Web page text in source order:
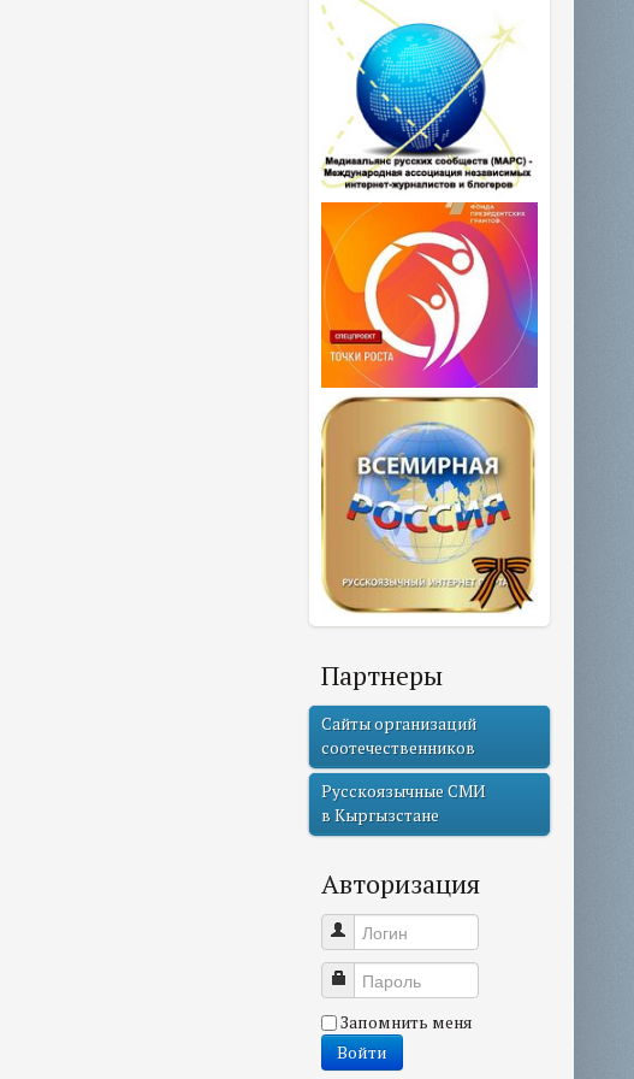
Партнеры
Сайты организаций
соотечественников
Русскоязычные СМИ
в Кыргызстане
Авторизация
Логин
Пароль
Запомнить меня
Войти